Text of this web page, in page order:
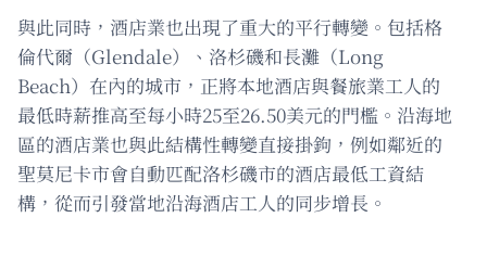
與此同時，酒店業也出現了重大的平行轉變。包括格
倫代爾（Glendale）、洛杉磯和長灘（Long
Beach）在內的城市，正將本地酒店與餐旅業工人的
最低時薪推高至每小時25至26.50美元的門檻。沿海地
區的酒店業也與此結構性轉變直接掛鉤，例如鄰近的
聖莫尼卡市會自動匹配洛杉磯市的酒店最低工資結
構，從而引發當地沿海酒店工人的同步增長。